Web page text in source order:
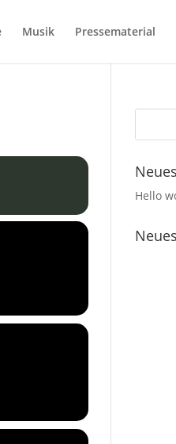
Musik Pressematerial
Hello